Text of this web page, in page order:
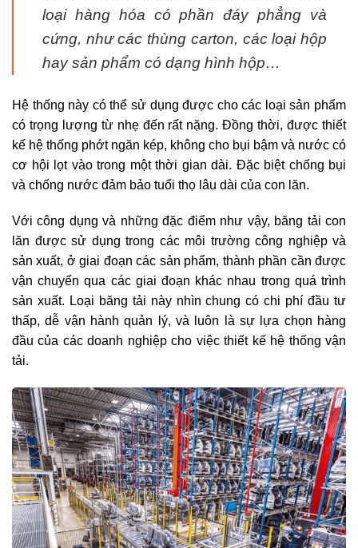
loại hàng hóa có phần đáy phẳng và
cứng, như các thùng carton, các loại hộp
hay sản phẩm có dạng hình hộp…
Hệ thống này có thể sử dụng được cho các loại sản phẩm
có trọng lượng từ nhẹ đến rất nặng. Đồng thời, được thiết
kế hệ thống phớt ngăn kép, không cho bụi bậm và nước có
cơ hội lọt vào trong một thời gian dài. Đặc biệt chống bụi
và chống nước đảm bảo tuổi thọ lâu dài của con lăn.
Với công dụng và những đặc điểm như vậy, băng tải con
lăn được sử dụng trong các môi trường công nghiệp và
sản xuất, ở giai đoạn các sản phẩm, thành phần cần được
vận chuyển qua các giai đoạn khác nhau trong quá trình
sản xuất. Loại băng tải này nhìn chung có chi phí đầu tư
thấp, dễ vận hành quản lý, và luôn là sự lựa chọn hàng
đầu của các doanh nghiệp cho việc thiết kế hệ thống vận
tải.